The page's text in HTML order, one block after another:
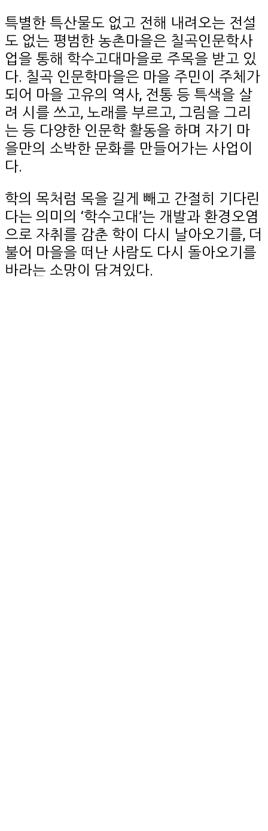
특별한 특산물도 없고 전해 내려오는 전설
도 없는 평범한 농촌마을은 칠곡인문학사
업을 통해 학수고대마을로 주목을 받고 있
다. 칠곡 인문학마을은 마을 주민이 주체가
되어 마을 고유의 역사, 전통 등 특색을 살
려 시를 쓰고, 노래를 부르고, 그림을 그리
는 등 다양한 인문학 활동을 하며 자기 마
을만의 소박한 문화를 만들어가는 사업이
다.
학의 목처럼 목을 길게 빼고 간절히 기다린
다는 의미의 ‘학수고대’는 개발과 환경오염
으로 자취를 감춘 학이 다시 날아오기를, 더
불어 마을을 떠난 사람도 다시 돌아오기를
바라는 소망이 담겨있다.